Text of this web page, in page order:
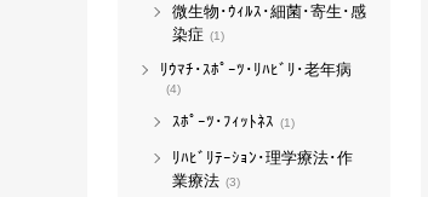
微生物･ｳｨﾙｽ･細菌･寄生･感
染症 (1)
ﾘｳﾏﾁ･ｽﾎﾟｰﾂ･ﾘﾊﾋﾞﾘ･老年病
(4)
ｽﾎﾟｰﾂ･ﾌｨｯﾄﾈｽ (1)
ﾘﾊﾋﾞﾘﾃｰｼｮﾝ･理学療法･作
業療法 (3)